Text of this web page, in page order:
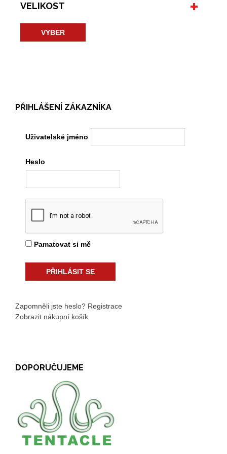
VELIKOST
VYBER
PŘIHLÁŠENÍ ZÁKAZNÍKA
Uživatelské jméno
Heslo
Pamatovat si mě
Zapomněli jste heslo? Registrace
Zobrazit nákupní košík
DOPORUČUJEME